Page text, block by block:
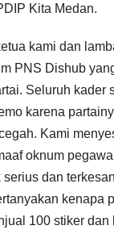
Kita Medan.
kami dan
PNS Dishub
Seluruh kader
karena
Kami
oknum
dan
kenapa
100 stiker dan